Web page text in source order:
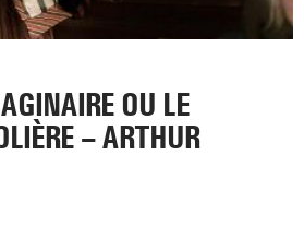
OU LE
– ARTHUR